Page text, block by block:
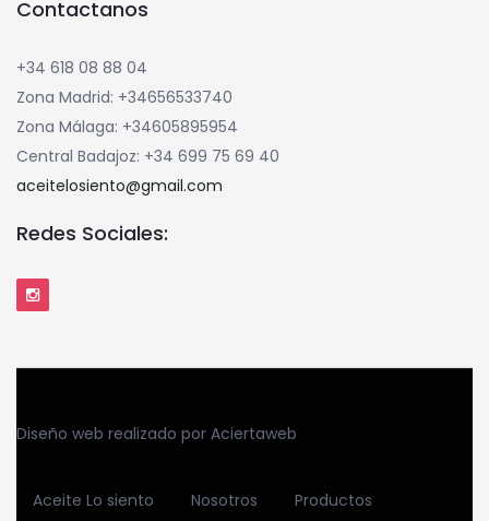
Contactanos
+34 618 08 88 04
Zona Madrid: +34656533740
Zona Málaga: +34605895954
Central Badajoz: +34 699 75 69 40
aceitelosiento@gmail.com
Redes Sociales:
Diseño web realizado por Aciertaweb
Aceite Lo siento Nosotros
Productos